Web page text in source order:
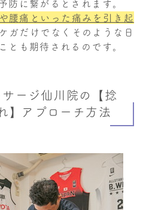
防に繋がるとされます。
腰痛といった痛みを引き起
ガだけでなくそのような日
とも期待されるのです。
ージ仙川院の【捻
】アプローチ方法